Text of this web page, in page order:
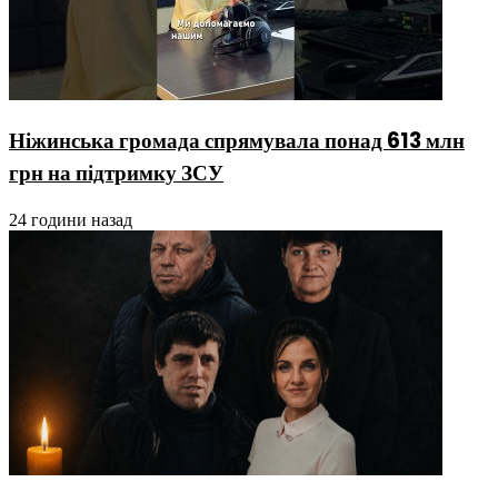
Ніжинська громада спрямувала понад 613 млн
грн на підтримку ЗСУ
24 години назад